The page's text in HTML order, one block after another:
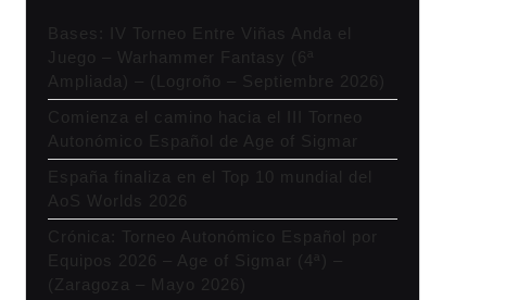
Bases: IV Torneo Entre Viñas Anda el
Juego – Warhammer Fantasy (6ª
Ampliada) – (Logroño – Septiembre 2026)
Comienza el camino hacia el III Torneo
Autonómico Español de Age of Sigmar
España finaliza en el Top 10 mundial del
AoS Worlds 2026
Crónica: Torneo Autonómico Español por
Equipos 2026 – Age of Sigmar (4ª) –
(Zaragoza – Mayo 2026)